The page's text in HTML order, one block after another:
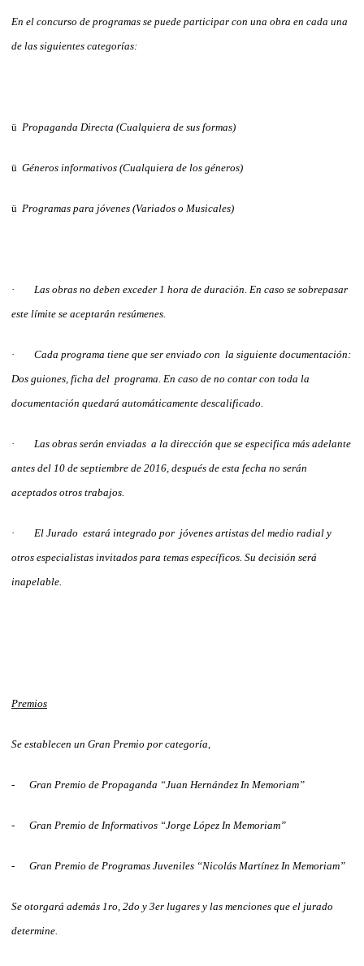
En el concurso de programas se puede participar con una obra en cada una
de las siguientes categorías:
ü Propaganda Directa (Cualquiera de sus formas)
ü Géneros informativos (Cualquiera de los géneros)
ü Programas para jóvenes (Variados o Musicales)
· Las obras no deben exceder 1 hora de duración. En caso se sobrepasar
este límite se aceptarán resúmenes.
· Cada programa tiene que ser enviado con la siguiente documentación:
Dos guiones, ficha del programa. En caso de no contar con toda la
documentación quedará automáticamente descalificado.
· Las obras serán enviadas a la dirección que se especifica más adelante
antes del 10 de septiembre de 2016, después de esta fecha no serán
aceptados otros trabajos.
· El Jurado estará integrado por jóvenes artistas del medio radial y
otros especialistas invitados para temas específicos. Su decisión será
inapelable.
Premios
Se establecen un Gran Premio por categoría,
- Gran Premio de Propaganda “Juan Hernández In Memoriam”
- Gran Premio de Informativos “Jorge López In Memoriam”
- Gran Premio de Programas Juveniles “Nicolás Martínez In Memoriam”
Se otorgará además 1ro, 2do y 3er lugares y las menciones que el jurado
determine.